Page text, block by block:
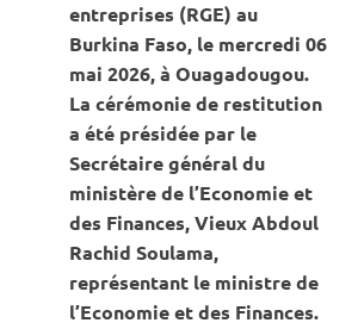
entreprises (RGE) au
Burkina Faso, le mercredi 06
mai 2026, à Ouagadougou.
La cérémonie de restitution
a été présidée par le
Secrétaire général du
ministère de l’Economie et
des Finances, Vieux Abdoul
Rachid Soulama,
représentant le ministre de
l’Economie et des Finances.